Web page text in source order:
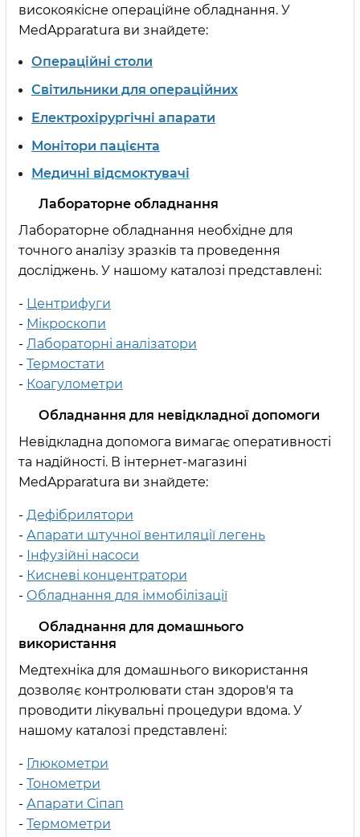
високоякісне операційне обладнання. У
MedApparatura ви знайдете:
Операційні столи
Світильники для операційних
Електрохірургічні апарати
Монітори пацієнта
Медичні відсмоктувачі
Лабораторне обладнання
Лабораторне обладнання необхідне для
точного аналізу зразків та проведення
досліджень. У нашому каталозі представлені:
- Центрифуги
- Мікроскопи
- Лабораторні аналізатори
- Термостати
- Коагулометри
Обладнання для невідкладної допомоги
Невідкладна допомога вимагає оперативності
та надійності. В інтернет-магазині
MedApparatura ви знайдете:
- Дефібрилятори
- Апарати штучної вентиляції легень
- Інфузійні насоси
- Кисневі концентратори
- Обладнання для іммобілізації
Обладнання для домашнього
використання
Медтехніка для домашнього використання
дозволяє контролювати стан здоров'я та
проводити лікувальні процедури вдома. У
нашому каталозі представлені:
- Глюкометри
- Тонометри
- Апарати Сіпап
- Термометри